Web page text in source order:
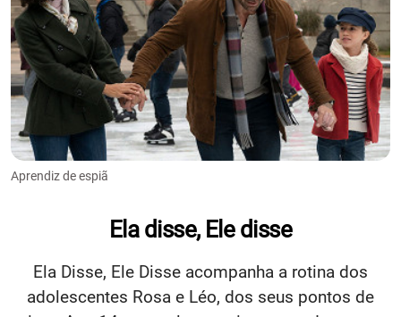
Aprendiz de espiã
Ela disse, Ele disse
Ela Disse, Ele Disse acompanha a rotina dos
adolescentes Rosa e Léo, dos seus pontos de